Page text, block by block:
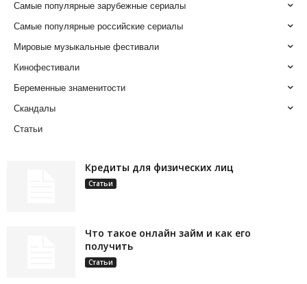
Самые популярные зарубежные сериалы
Самые популярные российские сериалы
Мировые музыкальные фестивали
Кинофестивали
Беременные знаменитости
Скандалы
Статьи
Кредиты для физических лиц
Статьи
Что такое онлайн займ и как его
получить
Статьи